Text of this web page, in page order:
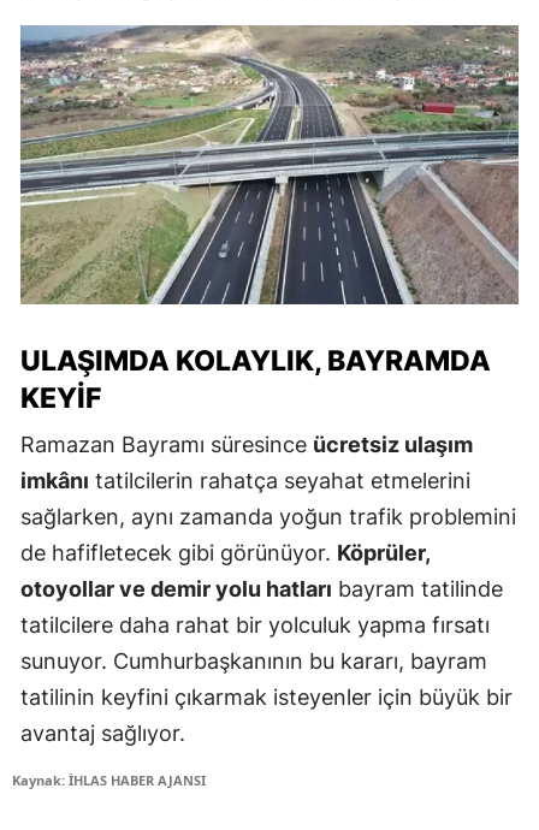
ULAŞIMDA KOLAYLIK, BAYRAMDA
KEYIF
Ramazan Bayramı süresince ücretsiz ulaşım
imkânı tatilcilerin rahatça seyahat etmelerini
sağlarken, aynı zamanda yoğun trafik problemini
de hafifletecek gibi görünüyor. Köprüler,
otoyollar ve demir yolu hatları bayram tatilinde
tatilcilere daha rahat bir yolculuk yapma fırsatı
sunuyor. Cumhurbaşkanının bu kararı, bayram
tatilinin keyfini çıkarmak isteyenler için büyük bir
avantaj sağlıyor.
Kaynak: İHLAS HABER AJANSI